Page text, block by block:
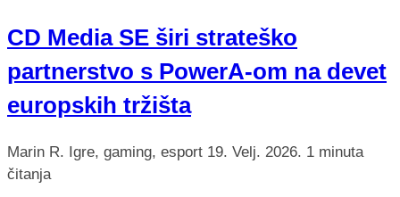
CD Media SE širi strateško
partnerstvo s PowerA-om na devet
europskih tržišta
Marin R. Igre, gaming, esport 19. Velj. 2026. 1 minuta
čitanja